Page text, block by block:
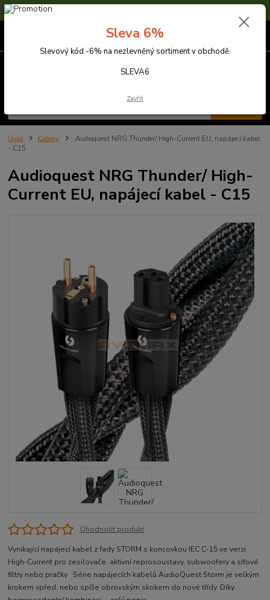
Sleva 6% na nezlevněné zboží s kódem SLEVA6
Úvod Kabely
Audioquest NRG Thunder/ High-Current EU, napájecí kabel
- C15
Audioquest NRG Thunder/ High-
Current EU, napájecí kabel - C15
Ohodnotit produkt
Vynikající napájecí kabel z řady STORM s koncovkou IEC C-15 ve verzi
High-Current pro zesilovače, aktivní reprosoustavy, subwoofery a síťové
filtry nebo pračky Série napájecích kabelů AudioQuest Storm je velkým
krokem vpřed, nebo spíše obrovským skokem do nové třídy. Díky
Sleva 6%
Slevový kód -6% na nezlevněný sortiment v obchodě:
SLEVA6
Zavřít